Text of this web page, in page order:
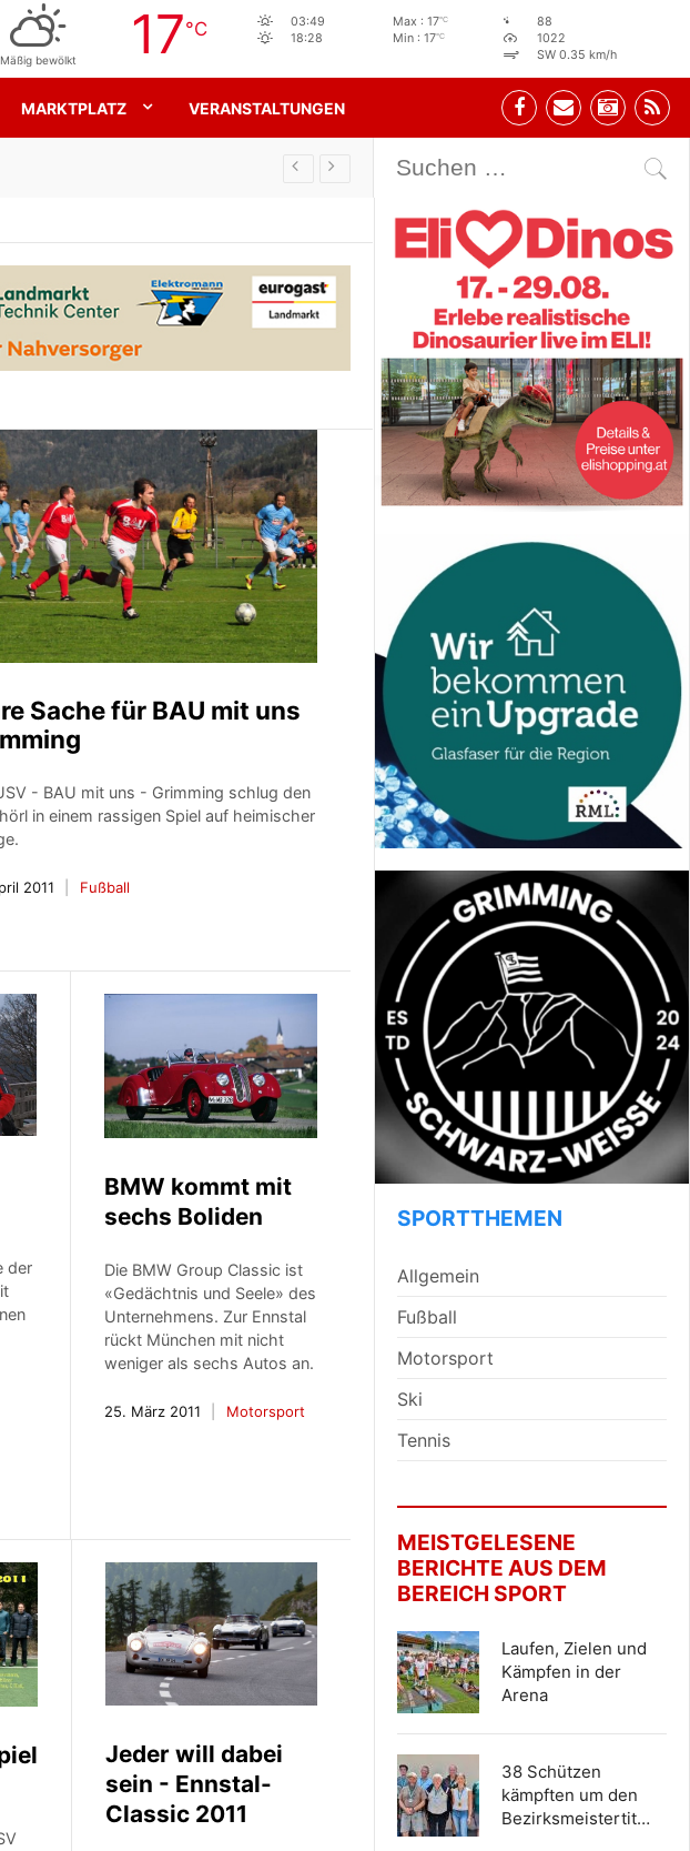
Mäßig bewölkt 17°C
03:49
18:28
Max : 17°C
Min : 17°C
88
1022
SW 0.35 km/h
MARKTPLATZ VERANSTALTUNGEN
Stehbeisl Stainach Öffnungszeiten
Sache für BAU mit uns
- BAU mit uns - Grimming schlug den
in einem rassigen Spiel auf heimischer
2011 Fußball
der
BMW kommt mit
sechs Boliden
Die BMW Group Classic ist
«Gedächtnis und Seele» des
Unternehmens. Zur Ennstal
rückt München mit nicht
weniger als sechs Autos an.
25. März 2011 Motorsport
Jeder will dabei
sein - Ennstal-
Classic 2011
SPORTTHEMEN
Allgemein
Fußball
Motorsport
Ski
Tennis
MEISTGELESENE
BERICHTE AUS DEM
BEREICH SPORT
Laufen, Zielen und
Kämpfen in der
Arena
38 Schützen
kämpften um den
Bezirksmeistertit…